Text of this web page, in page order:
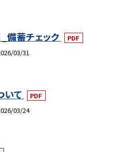
備蓄チェック
PDF
03/31
いて
PDF
03/24